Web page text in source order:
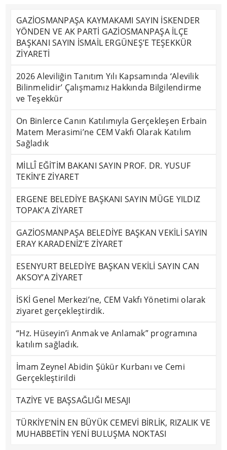
GAZİOSMANPAŞA KAYMAKAMI SAYIN İSKENDER
YÖNDEN VE AK PARTİ GAZİOSMANPAŞA İLÇE
BAŞKANI SAYIN İSMAİL ERGÜNEŞ’E TEŞEKKÜR
ZİYARETİ
2026 Aleviliğin Tanıtım Yılı Kapsamında ‘Alevilik
Bilinmelidir’ Çalışmamız Hakkında Bilgilendirme
ve Teşekkür
On Binlerce Canın Katılımıyla Gerçekleşen Erbain
Matem Merasimi’ne CEM Vakfı Olarak Katılım
Sağladık
MİLLÎ EĞİTİM BAKANI SAYIN PROF. DR. YUSUF
TEKİN’E ZİYARET
ERGENE BELEDİYE BAŞKANI SAYIN MÜGE YILDIZ
TOPAK’A ZİYARET
GAZİOSMANPAŞA BELEDİYE BAŞKAN VEKİLİ SAYIN
ERAY KARADENİZ’E ZİYARET
ESENYURT BELEDİYE BAŞKAN VEKİLİ SAYIN CAN
AKSOY’A ZİYARET
İSKİ Genel Merkezi’ne, CEM Vakfı Yönetimi olarak
ziyaret gerçekleştirdik.
“Hz. Hüseyin’i Anmak ve Anlamak” programına
katılım sağladık.
İmam Zeynel Abidin Şükür Kurbanı ve Cemi
Gerçekleştirildi
TAZİYE VE BAŞSAĞLIĞI MESAJI
TÜRKİYE’NİN EN BÜYÜK CEMEVİ BİRLİK, RIZALIK VE
MUHABBETİN YENİ BULUŞMA NOKTASI